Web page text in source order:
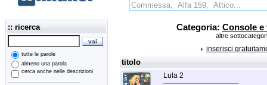
:: ricerca
tutte le parole
almeno una parola
cerca anche nelle descrizioni
Categoria: Console e
altre
inserisci
titolo
Lula 2